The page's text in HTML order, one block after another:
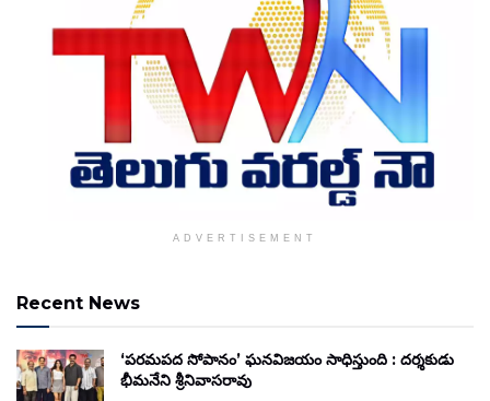
ADVERTISEMENT
Recent News
‘పరమపద సోపానం’ ఘనవిజయం సాధిస్తుంది : దర్శకుడు
భీమనేని శ్రీనివాసరావు